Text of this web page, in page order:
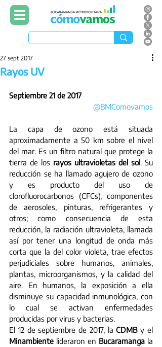
Rayos UV
27 sept 2017
Septiembre 21 de 2017
@BMComovamos
La capa de ozono está situada
aproximadamente a 50 km sobre el nivel
del mar. Es un filtro natural que protege la
tierra de los rayos ultravioletas del sol. Su
reducción se ha llamado agujero de ozono
y es producto del uso de
clorofluorocarbonos (CFCs), componentes
de aerosoles, pinturas, refrigerantes y
otros; como consecuencia de esta
reducción, la radiación ultravioleta, llamada
así por tener una longitud de onda más
corta que la del color violeta, trae efectos
perjudiciales sobre humanos, animales,
plantas, microorganismos, y la calidad del
aire. En humanos, la exposición a ella
disminuye su capacidad inmunológica, con
lo cual se activan enfermedades
producidas por virus y bacterias.
El 12 de septiembre de 2017, la CDMB
Minambiente lideraron en Bucaramanga la